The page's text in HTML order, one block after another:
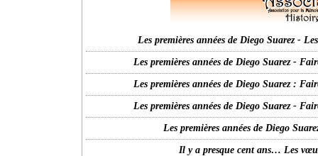
Les premières années de Diego Suarez -
Les premières années de Diego Suarez -
Les premières années de Diego Suarez :
Les premières années de Diego Suarez -
Les premières années de Diego
Il y a presque cent ans… Les